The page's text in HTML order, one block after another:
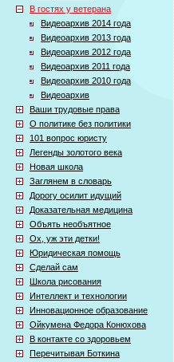
В гостях у ветерана
Видеоархив 2014 года
Видеоархив 2013 года
Видеоархив 2012 года
Видеоархив 2011 года
Видеоархив 2010 года
Видеоархив
Ваши трудовые права
О политике без политики
101 вопрос юристу
Легенды золотого века
Новая школа
Заглянем в словарь
Дорогу осилит идущий
Доказательная медицина
Объять необъятное
Ох, уж эти детки!
Юридическая помощь
Сделай сам
Школа рисования
Интеллект и технологии
Инновационное образование
Ойкумена Федора Конюхова
В контакте со здоровьем
Перечитывая Боткина